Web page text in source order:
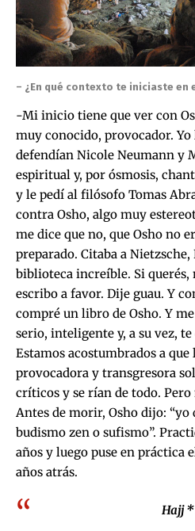
– ¿En qué contexto te iniciaste en
-Mi inicio tiene que ver con
muy conocido, provocador.
defendían Nicole Neumann y
espiritual y, por ósmosis,
y le pedí al filósofo Tomas
contra Osho, algo muy
me dice que no, que Osho no
preparado. Citaba a Nietzsche,
biblioteca increíble. Si querés,
escribo a favor. Dije guau. Y
compré un libro de Osho. Y
serio, inteligente y, a su vez,
Estamos acostumbrados a que
provocadora y transgresora
críticos y se rían de todo.
Antes de morir, Osho dijo: “yo
budismo zen o sufismo”.
años y luego puse en práctica
años atrás.
Hajj *